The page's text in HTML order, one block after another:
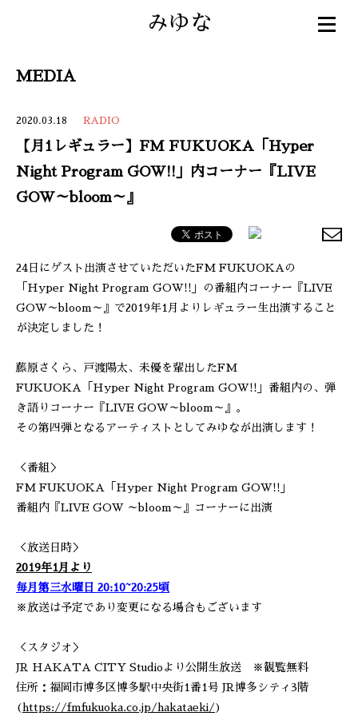
みゆな
MEDIA
2020.03.18 RADIO
【月1レギュラー】FM FUKUOKA「Hyper
Night Program GOW!!」内コーナー『LIVE
GOW～bloom～』
24日にゲスト出演させていただいたFM FUKUOKAの
「Hyper Night Program GOW!!」の番組内コーナー『LIVE
GOW～bloom～』で2019年1月よりレギュラー生出演すること
が決定しました！
藤原さくら、戸渡陽太、未優を輩出したFM
FUKUOKA「Hyper Night Program GOW!!」番組内の、弾
き語りコーナー『LIVE GOW～bloom～』。
その第四弾となるアーティストとしてみゆなが出演します！
＜番組＞
FM FUKUOKA「Hyper Night Program GOW!!」
番組内『LIVE GOW ～bloom～』コーナーに出演
＜放送日時＞
2019年1月より
毎月第三水曜日 20:10~20:25頃
※放送は予定であり変更になる場合もございます
＜スタジオ＞
JR HAKATA CITY Studioより公開生放送 ※観覧無料
住所：福岡市博多区博多駅中央街1番1号 JR博多シティ3階
( https://fmfukuoka.co.jp/hakataeki/)